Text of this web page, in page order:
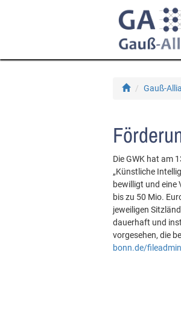
Gauß-
Die GWK hat am
„Künstliche
bewilligt und eine
bis zu 50 Mio.
jeweiligen
dauerhaft und
vorgesehen, die
bonn.de/